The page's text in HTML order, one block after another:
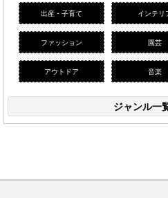
出産・子育て インテリ
ファッション 園芸
アウトドア 音楽
ジャンル一